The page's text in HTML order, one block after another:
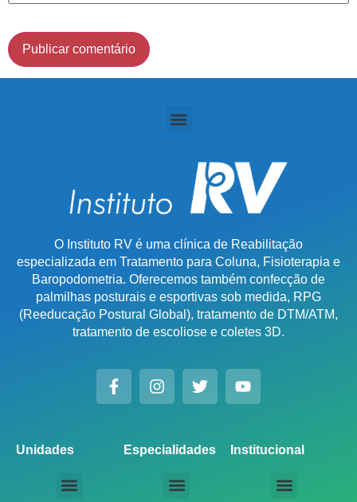
O Instituto RV é uma clínica de Reabilitação
especializada em Tratamento para Coluna, Fisioterapia e
Baropodometria. Oferecemos também confecção de
palmilhas posturais e esportivas sob medida, RPG
(Reeducação Postural Global), tratamento de DTM/ATM,
tratamento de escoliose e coletes 3D.
Unidades Especialidades Institucional